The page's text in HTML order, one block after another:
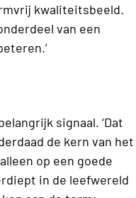
kwaliteitsbeeld.
van een
signaal. ‘Dat
de kern van het
op een goede
in de leefwereld